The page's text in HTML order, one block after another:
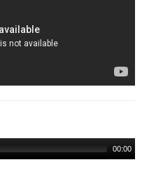
00:00